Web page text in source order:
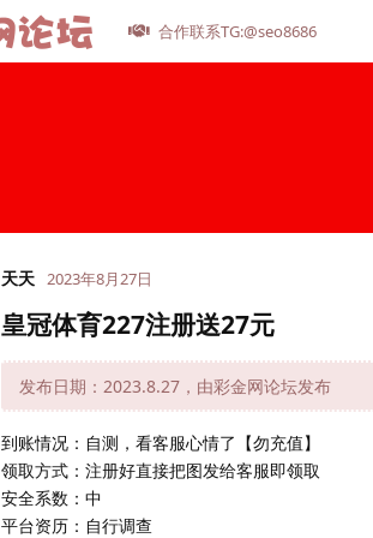
合作联系TG:@seo8686
天天 2023年8月27日
皇冠体育227注册送27元
发布日期：2023.8.27，由彩金网论坛发布
到账情况：自测，看客服心情了【勿充值】
领取方式：注册好直接把图发给客服即领取
安全系数：中
平台资历：自行调查